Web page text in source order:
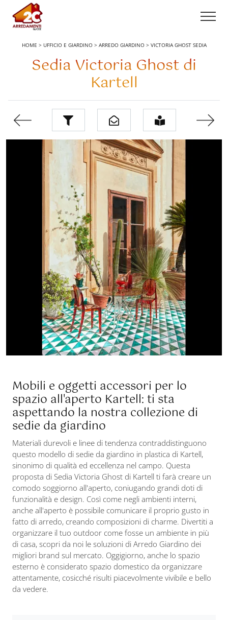
HOME > UFFICIO E GIARDINO> ARREDO GIARDINO > VICTORIA GHOST SEDIA
Sedia Victoria Ghost di
Kartell
Mobili e oggetti accessori per lo
spazio all'aperto Kartell: ti sta
aspettando la nostra collezione di
sedie da giardino
Materiali durevoli e linee di tendenza contraddistinguono
questo modello di sedie da giardino in plastica di Kartell,
sinonimo di qualità ed eccellenza nel campo. Questa
proposta di Sedia Victoria Ghost di Kartell ti farà creare un
comodo soggiorno all'aperto, coniugando grandi doti di
funzionalità e design. Così come negli ambienti interni,
anche all'aperto è possibile comunicare il proprio gusto in
fatto di arredo, creando composizioni di charme. Divertiti a
organizzare il tuo outdoor come fosse un ambiente in più
di casa, scopri da noi le soluzioni di Arredo Giardino dei
migliori brand sul mercato. Oggigiorno, anche lo spazio
esterno è considerato spazio domestico da organizzare
attentamente, cosicché risulti piacevolmente vivibile e bello
da vedere.